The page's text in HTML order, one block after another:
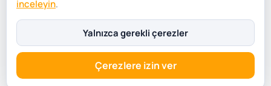
inceleyin.
Yalnızca gerekli çerezler
Çerezlere izin ver